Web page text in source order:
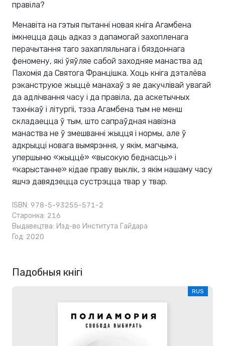
правіла?
Менавіта на гэтыя пытанні новая кніга Агамбена
імкнецца даць адказ з дапамогай захопленага
перачытання таго захапляльнага і бяздоннага
феномену, які ўяўляе сабой заходняе манаства ад
Пахомія да Святога Францішка. Хоць кніга дэталёва
рэканструюе жыццё манахаў з яе дакучлівай увагай
да адлічвання часу і да правіла, да аскетычных
тэхнікаў і літургіі, тэза Агамбена тым не менш
складаецца ў тым, што сапраўдная навізна
манаства не ў змешванні жыцця і нормы, але ў
адкрыцці новага вымярэння, у якім, магчыма,
упершыню «жыццё» «высокую беднасць» і
«карыстанне» кідае праву выклік, з якім нашаму часу
яшчэ давядзецца сустрэцца твар у твар.
ISBN: 978-5-93255-571-2
Старонка: 216
Выдавецтва: Изд-во Института Гайдара
Год: 2020
Падобныя кнігі
RUS